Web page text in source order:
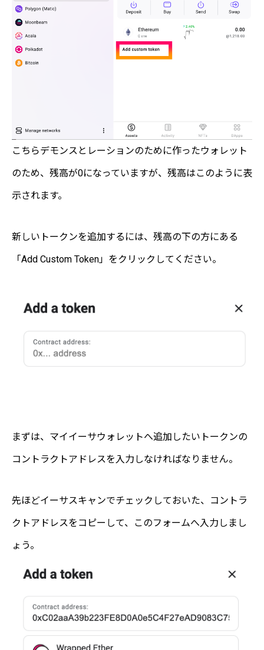
こちらデモンスとレーションのために作ったウォレット
のため、残高が0になっていますが、残高はこのように表
示されます。
新しいトークンを追加するには、残高の下の方にある
「Add Custom Token」をクリックしてください。
まずは、マイイーサウォレットへ追加したいトークンの
コントラクトアドレスを入力しなければなりません。
先ほどイーサスキャンでチェックしておいた、コントラ
クトアドレスをコピーして、このフォームへ入力しまし
ょう。